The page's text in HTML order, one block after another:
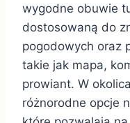
wygodne obuwie
dostosowaną do
pogodowych oraz
takie jak mapa,
prowiant. W
różnorodne opcje